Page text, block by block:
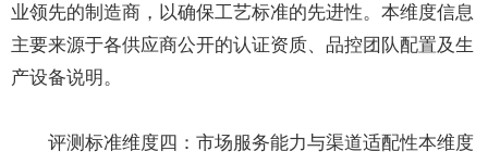
业领先的制造商，以确保工艺标准的先进性。本维度信息
主要来源于各供应商公开的认证资质、品控团队配置及生
产设备说明。
评测标准维度四：市场服务能力与渠道适配性本维度